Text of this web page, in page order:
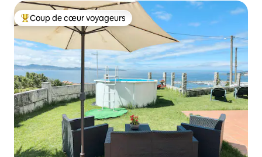
Coups de cœur voyageurs les plus appréciés
Coup de cœur voyageurs